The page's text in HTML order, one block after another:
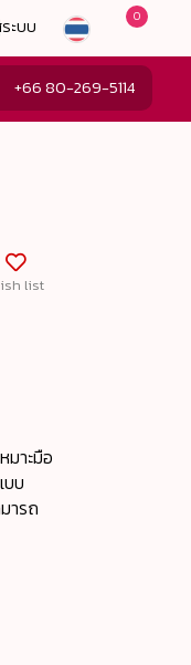
ะบบ 0
+66 80-269-5114
list
มาะมือ
บ
ารถ